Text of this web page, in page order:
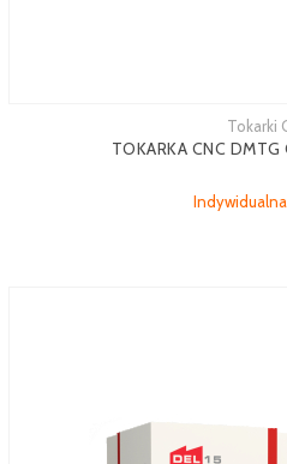
Tokarki
TOKARKA CNC